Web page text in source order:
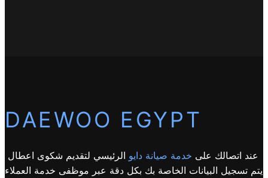
DAEWOO EGYPT
عند اتصالك على خدمة صيانة دايو الرئيسي لتقديم شكوى اعطال
يتم تسجيل البيانات الخاصة بك بكل دقة عبر موظفى خدمة العملاء